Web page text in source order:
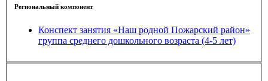
Региональный компонент
Конспект занятия «Наш родной Пожарский район»
группа среднего дошкольного возраста (4-5 лет)